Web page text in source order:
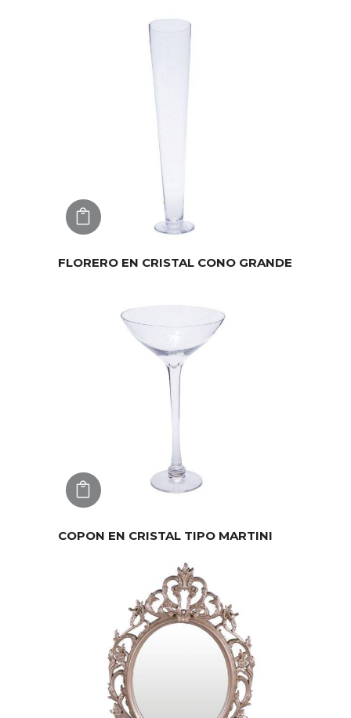
FLORERO EN CRISTAL CONO GRANDE
AGREGAR
COPON EN CRISTAL TIPO MARTINI